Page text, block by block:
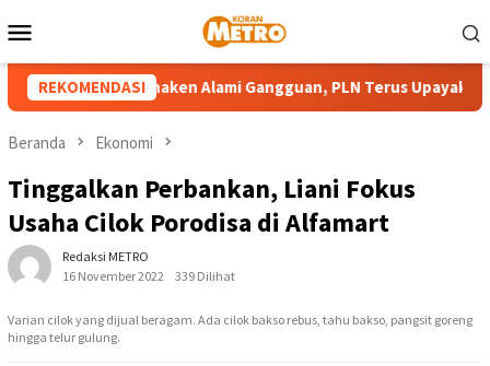
ke
Mobile
REKOMENDASI
di Bunaken Alami Gangguan, PLN Terus Upayakan
Beranda Ekonomi
Tinggalkan Perbankan, Liani Fokus
Usaha Cilok Porodisa di Alfamart
Redaksi METRO
16 November 2022
339 Dilihat
Varian cilok yang dijual beragam. Ada cilok bakso rebus, tahu bakso, pangsit goreng
hingga telur gulung.